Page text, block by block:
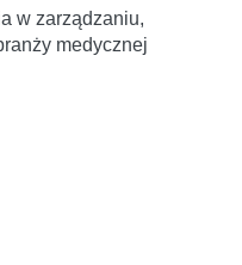
w zarządzaniu,
medycznej